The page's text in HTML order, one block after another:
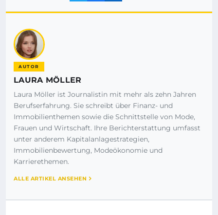
AUTOR
LAURA MÖLLER
Laura Möller ist Journalistin mit mehr als zehn Jahren
Berufserfahrung. Sie schreibt über Finanz- und
Immobilienthemen sowie die Schnittstelle von Mode,
Frauen und Wirtschaft. Ihre Berichterstattung umfasst
unter anderem Kapitalanlagestrategien,
Immobilienbewertung, Modeökonomie und
Karrierethemen.
ALLE ARTIKEL ANSEHEN